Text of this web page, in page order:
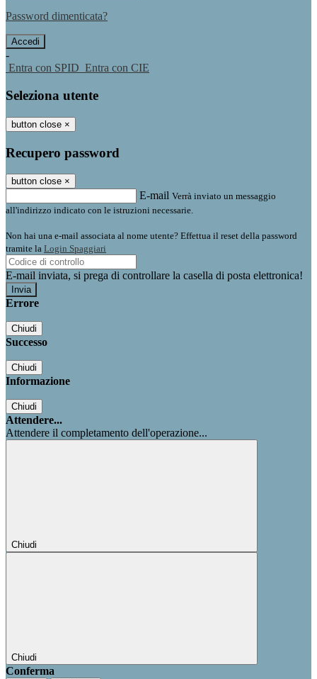
Password dimenticata?
-
Entra con SPID Entra con CIE
Seleziona utente
button close ×
Recupero password
button close ×
E-mail Verrà inviato un messaggio
all'indirizzo indicato con le istruzioni necessarie.
Non hai una e-mail associata al nome utente? Effettua il reset della password
tramite la Login Spaggiari
E-mail inviata, si prega di controllare la casella di posta elettronica!
Errore
Chiudi
Successo
Chiudi
Informazione
Chiudi
Attendere...
Attendere il completamento dell'operazione...
Chiudi
Chiudi
Conferma